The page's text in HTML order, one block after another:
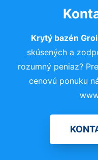
Krytý bazén
skúsených a
rozumný peniaz?
cenovú ponuku